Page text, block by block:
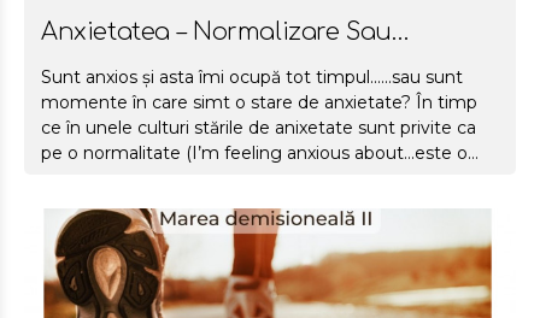
Anxietatea – Normalizare Sau
Sunt anxios și asta îmi ocupă tot timpul......sau sunt
momente în care simt o stare de anxietate? În timp
ce în unele culturi stările de anixetate sunt privite ca
pe o normalitate (I’m feeling anxious about...este o
exprima că te simți îngrijorat, speriat, temător) la noi
anxietatea este privită mai mult ca o tulburare, boală,
cu multă temere, ca pe un punct terminal în care nu
vrei să ajungi.